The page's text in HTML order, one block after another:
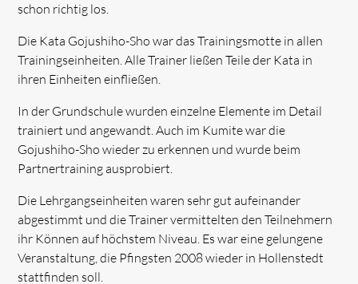
schon richtig los.
Die Kata Gojushiho-Sho war das Trainingsmotte in allen
Trainingseinheiten. Alle Trainer ließen Teile der Kata in
ihren Einheiten einfließen.
In der Grundschule wurden einzelne Elemente im Detail
trainiert und angewandt. Auch im Kumite war die
Gojushiho-Sho wieder zu erkennen und wurde beim
Partnertraining ausprobiert.
Die Lehrgangseinheiten waren sehr gut aufeinander
abgestimmt und die Trainer vermittelten den Teilnehmern
ihr Können auf höchstem Niveau. Es war eine gelungene
Veranstaltung, die Pfingsten 2008 wieder in Hollenstedt
stattfinden soll.